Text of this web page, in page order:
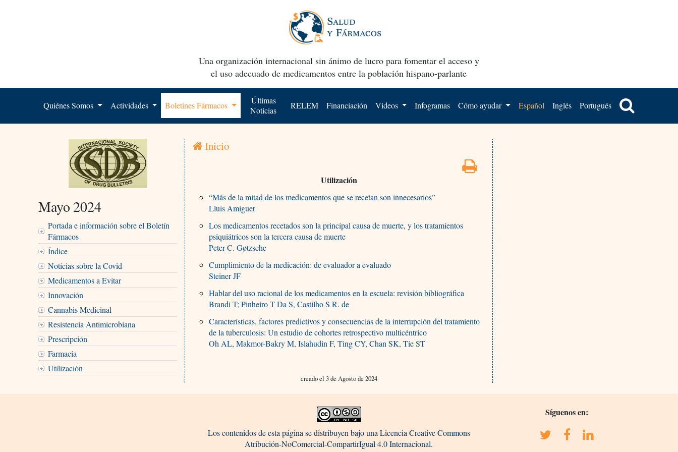
Una organización internacional sin ánimo de lucro para fomentar el acceso y
el uso adecuado de medicamentos entre la población hispano-parlante
Quiénes Somos Actividades Boletines Fármacos
Últimas
Noticias
RELEM Financiación Videos Infogramas Cómo ayudar Español Inglés Portugués
Mayo 2024
Portada e información sobre el Boletín
Fármacos
Índice
Noticias sobre la Covid
Medicamentos a Evitar
Innovación
Cannabis Medicinal
Resistencia Antimicrobiana
Prescripción
Farmacia
Utilización
Inicio
Utilización
“Más de la mitad de los medicamentos que se recetan son innecesarios”
Lluis Amiguet
Los medicamentos recetados son la principal causa de muerte, y los tratamientos
psiquiátricos son la tercera causa de muerte
Peter C. Gøtzsche
Cumplimiento de la medicación: de evaluador a evaluado
Steiner JF
Hablar del uso racional de los medicamentos en la escuela: revisión bibliográfica
Brandi T; Pinheiro T Da S, Castilho S R. de
Características, factores predictivos y consecuencias de la interrupción del tratamiento
de la tuberculosis: Un estudio de cohortes retrospectivo multicéntrico
Oh AL, Makmor-Bakry M, Islahudin F, Ting CY, Chan SK, Tie ST
creado el 3 de Agosto de 2024
Los contenidos de esta página se distribuyen bajo una Licencia Creative Commons
Atribución-NoComercial-CompartirIgual 4.0 Internacional.
Síguenos en: